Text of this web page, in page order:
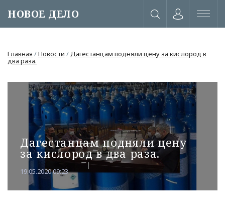
НОВОЕ ДЕЛО
Главная /Новости /Дагестанцам подняли цену за кислород в
два раза.
Дагестанцам подняли цену
за кислород в два раза.
19.05.2020 09:23